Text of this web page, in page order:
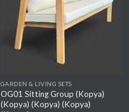
Add My
Favorite
GARDEN & LIVING SETS
OG01 Sitting Group (Kopya)
(Kopya) (Kopya) (Kopya)